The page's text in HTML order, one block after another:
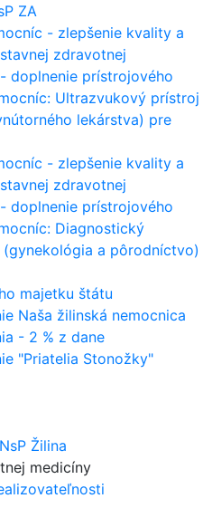
ZA
- zlepšenie kvality a
zdravotnej
doplnenie prístrojového
Ultrazvukový prístroj
lekárstva) pre
- zlepšenie kvality a
zdravotnej
doplnenie prístrojového
Diagnostický
a pôrodníctvo)
majetku štátu
Naša žilinská nemocnica
- 2 % z dane
"Priatelia Stonožky"
Žilina
medicíny